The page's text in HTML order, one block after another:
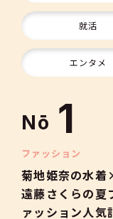
就活
エンタメ
Nō
9
10
1
2
ファッション
菊地姫奈の水
遠藤さくらの夏
ァッション人気